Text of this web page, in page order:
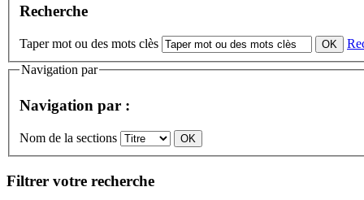
Recherche
Taper mot ou des mots clès
Navigation par
Navigation par :
Nom de la sections
Filtrer votre recherche